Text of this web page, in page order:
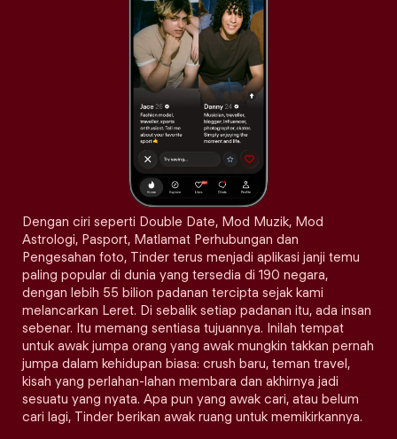
Dengan ciri seperti Double Date, Mod Muzik, Mod
Astrologi, Pasport, Matlamat Perhubungan dan
Pengesahan foto, Tinder terus menjadi aplikasi janji temu
paling popular di dunia yang tersedia di 190 negara,
dengan lebih 55 bilion padanan tercipta sejak kami
melancarkan Leret. Di sebalik setiap padanan itu, ada insan
sebenar. Itu memang sentiasa tujuannya. Inilah tempat
untuk awak jumpa orang yang awak mungkin takkan pernah
jumpa dalam kehidupan biasa: crush baru, teman travel,
kisah yang perlahan-lahan membara dan akhirnya jadi
sesuatu yang nyata. Apa pun yang awak cari, atau belum
cari lagi, Tinder berikan awak ruang untuk memikirkannya.